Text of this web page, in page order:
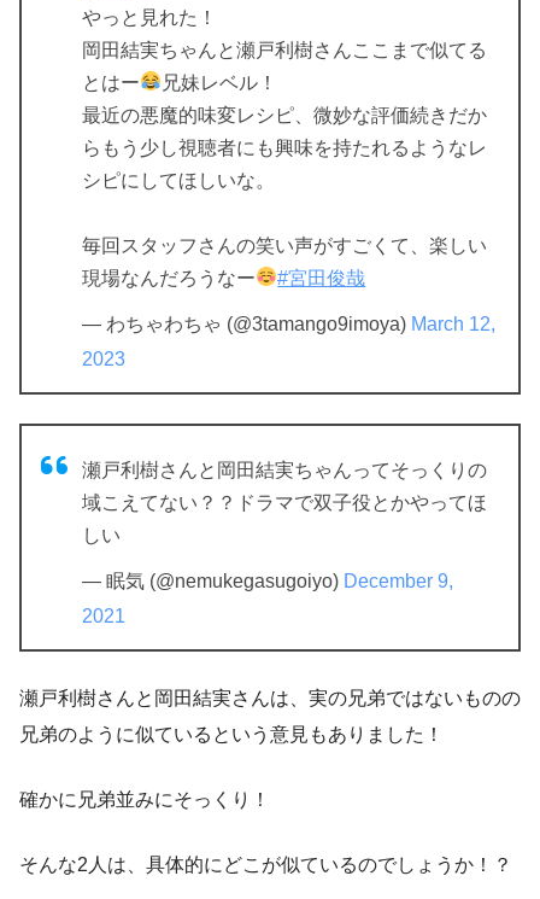
やっと見れた！
岡田結実ちゃんと瀬戸利樹さんここまで似てる
とはー
兄妹レベル！
最近の悪魔的味変レシピ、微妙な評価続きだか
らもう少し視聴者にも興味を持たれるようなレ
シピにしてほしいな。
毎回スタッフさんの笑い声がすごくて、楽しい
現場なんだろうなー
#宮田俊哉
— わちゃわちゃ (@3tamango9imoya) March 12,
2023
瀬戸利樹さんと岡田結実ちゃんってそっくりの
域こえてない？？ドラマで双子役とかやってほ
しい
— 眠気 (@nemukegasugoiyo) December 9,
2021
瀬戸利樹さんと岡田結実さんは、実の兄弟ではないものの
兄弟のように似ているという意見もありました！
確かに兄弟並みにそっくり！
そんな2人は、具体的にどこが似ているのでしょうか！？